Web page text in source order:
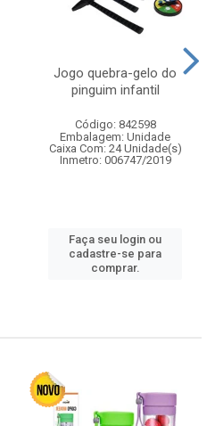
Jogo quebra-gelo do
pinguim infantil
Código: 842598
Embalagem: Unidade
Caixa Com: 24 Unidade(s)
Inmetro: 006747/2019
Faça seu login ou
cadastre-se para
comprar.